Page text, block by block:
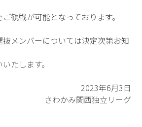
観戦が可能となっております。
メンバーについては決定次第お知
たします。
2023年6月3日
さわかみ関西独立リーグ